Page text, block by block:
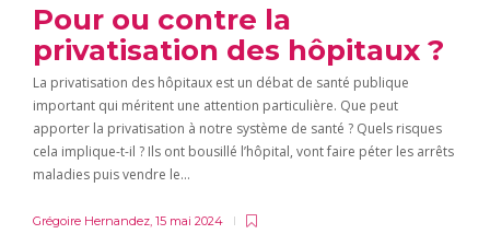
Pour ou contre la
privatisation des hôpitaux ?
La privatisation des hôpitaux est un débat de santé publique
important qui méritent une attention particulière. Que peut
apporter la privatisation à notre système de santé ? Quels risques
cela implique-t-il ? Ils ont bousillé l’hôpital, vont faire péter les arrêts
maladies puis vendre le…
Grégoire Hernandez 15 mai 2024